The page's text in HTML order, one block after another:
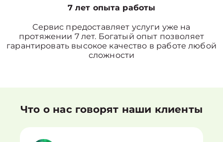
7 лет опыта работы
Сервис предоставляет услуги уже на
протяжении 7 лет. Богатый опыт позволяет
гарантировать высокое качество в работе любой
сложности
Что о нас говорят наши клиенты